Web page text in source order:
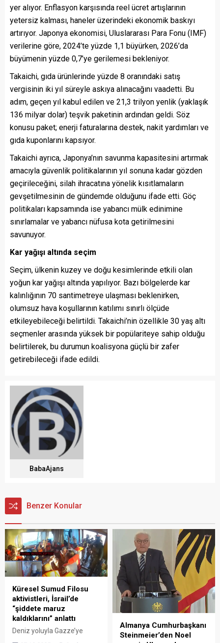
yer alıyor. Enflasyon karşısında reel ücret artışlarının
yetersiz kalması, haneler üzerindeki ekonomik baskıyı
artırıyor. Japonya ekonomisi, Uluslararası Para Fonu (IMF)
verilerine göre, 2024’te yüzde 1,1 büyürken, 2026’da
büyümenin yüzde 0,7’ye gerilemesi bekleniyor.
Takaichi, gıda ürünlerinde yüzde 8 oranındaki satış
vergisinin iki yıl süreyle askıya alınacağını vaadetti. Bu
adım, geçen yıl kabul edilen ve 21,3 trilyon yenlik (yaklaşık
136 milyar dolar) teşvik paketinin ardından geldi. Söz
konusu paket; enerji faturalarına destek, nakit yardımları ve
gıda kuponlarını kapsıyor.
Takaichi ayrıca, Japonya’nın savunma kapasitesini artırmak
amacıyla güvenlik politikalarının yıl sonuna kadar gözden
geçirileceğini, silah ihracatına yönelik kısıtlamaların
gevşetilmesinin de gündemde olduğunu ifade etti. Göç
politikaları kapsamında ise yabancı mülk edinimine
sınırlamalar ve yabancı nüfusa kota getirilmesini
savunuyor.
Kar yağışı altında seçim
Seçim, ülkenin kuzey ve doğu kesimlerinde etkili olan
yoğun kar yağışı altında yapılıyor. Bazı bölgelerde kar
kalınlığının 70 santimetreye ulaşması beklenirken,
olumsuz hava koşullarının katılımı sınırlı ölçüde
etkileyebileceği belirtildi. Takaichi’nin özellikle 30 yaş altı
seçmenler arasında yüksek bir popülariteye sahip olduğu
belirtilerek, bu durumun koalisyona güçlü bir zafer
getirebileceği ifade edildi.
BabaAjans
Benzer Konular
Küresel Sumud Filosu
aktivistleri, İsrail’de
“şiddete maruz
kaldıklarını” anlattı
Deniz yoluyla Gazze’ye
Almanya Cumhurbaşkanı
Steinmeier’den Noel